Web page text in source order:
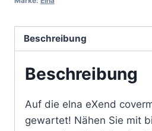
Beschreibung
Beschreibung
Auf die elna eXend
gewartet! Nähen Sie mit